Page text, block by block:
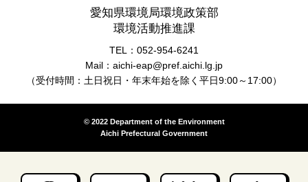
愛知県環境局環境政策部
環境活動推進課
TEL：052-954-6241
Mail：aichi-eap@pref.aichi.lg.jp
（受付時間：土日祝日・年末年始を除く平日9:00～17:00）
© 2022 Department of the Environment
Aichi Prefectural Government